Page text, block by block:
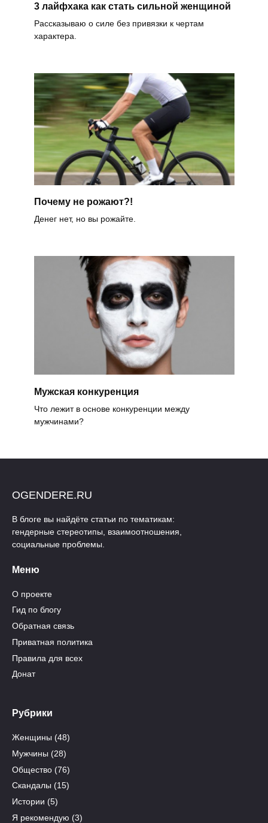
3 лайфхака как стать сильной женщиной
Рассказываю о силе без привязки к чертам
характера.
Почему не рожают?!
Денег нет, но вы рожайте.
Мужская конкуренция
Что лежит в основе конкуренции между
мужчинами?
OGENDERE.RU
В блоге вы найдёте статьи по тематикам:
гендерные стереотипы, взаимоотношения,
социальные проблемы.
Меню
О проекте
Гид по блогу
Обратная связь
Приватная политика
Правила для всех
Донат
Рубрики
Женщины (48)
Мужчины (28)
Общество (76)
Скандалы (15)
Истории (5)
Я рекомендую (3)